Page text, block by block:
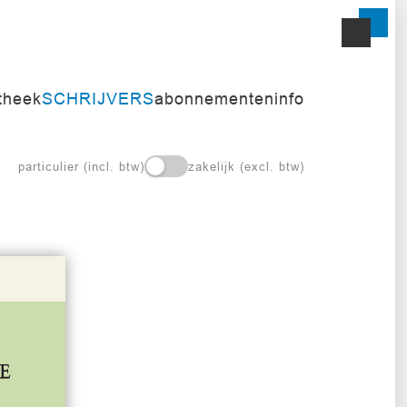
SCHRIJVERSabonnementeninfo
particulier (incl. btw) zakelijk (excl. btw)